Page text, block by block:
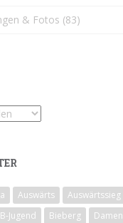
& Fotos (83)
Auswärts
Auswärtssieg
B-Jugend Bieberg
Damen